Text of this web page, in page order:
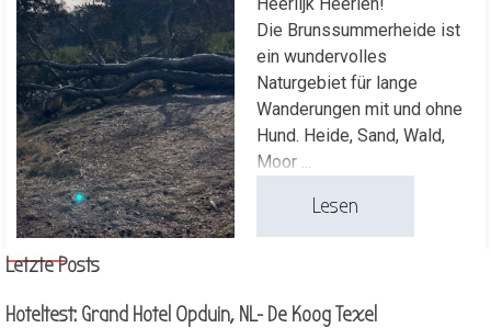
Die Brunssummerheide ist
ein wundervolles
Naturgebiet für lange
Wanderungen mit und ohne
Hund. Heide, Sand, Wald,
Moor ...
Lesen
Block überspringen Letzte Posts
Letzte Posts
Hoteltest: Grand Hotel Opduin, NL- De Koog Texel